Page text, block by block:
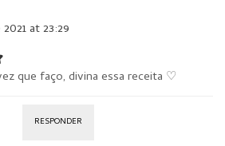
at 23:29
que faço, divina essa receita ♡
RESPONDER